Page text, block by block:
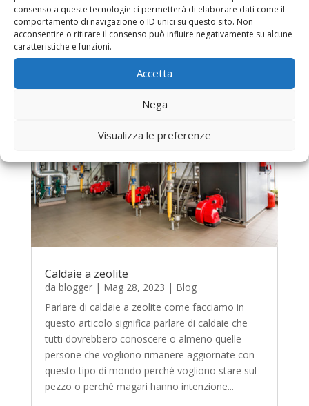
consenso a queste tecnologie ci permetterà di elaborare dati come il
comportamento di navigazione o ID unici su questo sito. Non
acconsentire o ritirare il consenso può influire negativamente su alcune
caratteristiche e funzioni.
Accetta
Nega
Visualizza le preferenze
riguarda le caldaie ad idrogeno,e magari sono
quelle persone che amano informarsi su...
Caldaie a zeolite
da blogger| Mag 28, 2023 | Blog
Parlare di caldaie a zeolite come facciamo in
questo articolo significa parlare di caldaie che
tutti dovrebbero conoscere o almeno quelle
persone che vogliono rimanere aggiornate con
questo tipo di mondo perché vogliono stare sul
pezzo o perché magari hanno intenzione...